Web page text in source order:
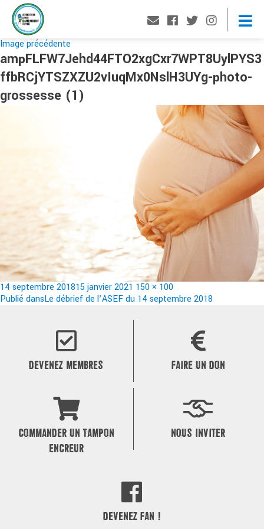
Image précédente
ampFLFW7Jehd44FTO2xgCxr7WPT8UylPYS3
ffbRCjYTSZXZU2vIuqMx0NslH3UYg-photo-
grossesse (1)
Publié
le
14 septembre 201815 janvier 2021 Taille
réelle
150 × 100
Navigation
Publié dansLe débrief de l’ASEF du 14 septembre 2018
DEVENEZ MEMBRES FAIRE UN DON
COMMANDER UN TAMPON
ENCREUR
NOUS INVITER
DEVENEZ FAN !